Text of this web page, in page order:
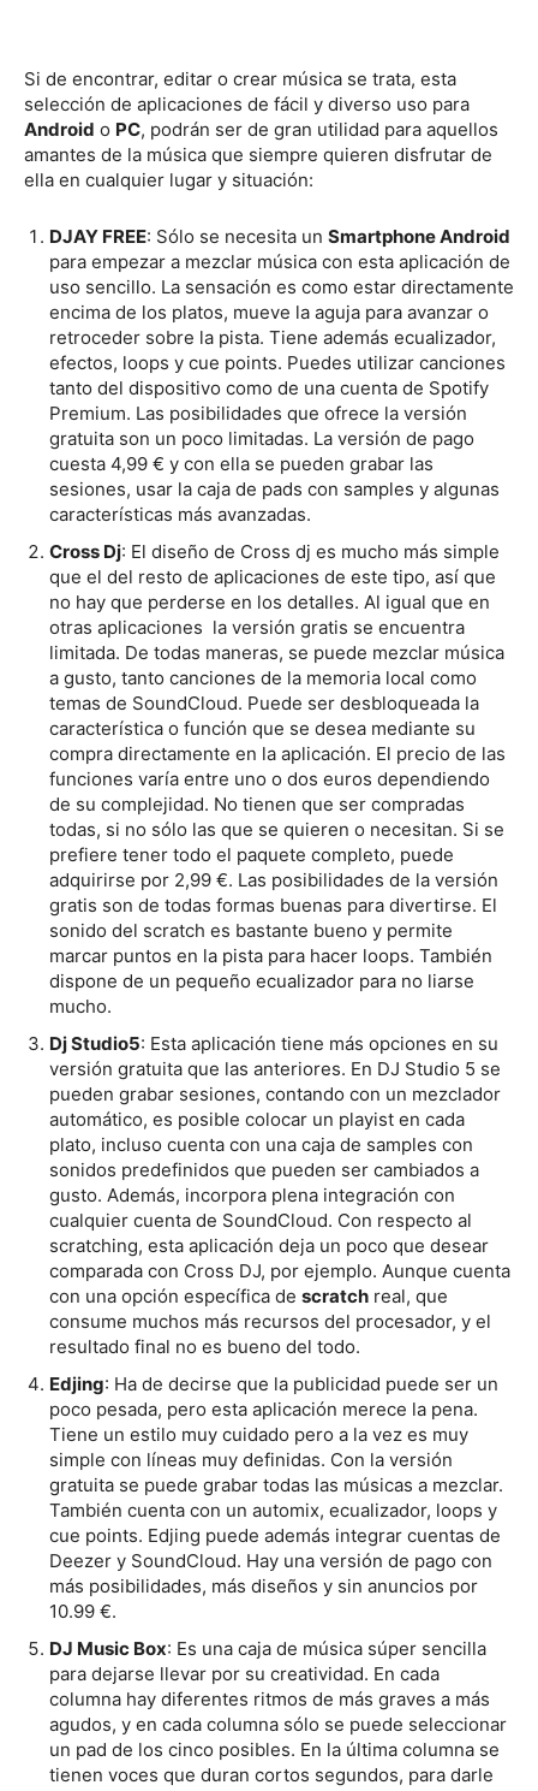
Si de encontrar, editar o crear música se trata, esta
selección de aplicaciones de fácil y diverso uso para
Android o PC, podrán ser de gran utilidad para aquellos
amantes de la música que siempre quieren disfrutar de
ella en cualquier lugar y situación:
DJAY FREE: Sólo se necesita un Smartphone Android
para empezar a mezclar música con esta aplicación de
uso sencillo. La sensación es como estar directamente
encima de los platos, mueve la aguja para avanzar o
retroceder sobre la pista. Tiene además ecualizador,
efectos, loops y cue points. Puedes utilizar canciones
tanto del dispositivo como de una cuenta de Spotify
Premium. Las posibilidades que ofrece la versión
gratuita son un poco limitadas. La versión de pago
cuesta 4,99 € y con ella se pueden grabar las
sesiones, usar la caja de pads con samples y algunas
características más avanzadas.
Cross Dj: El diseño de Cross dj es mucho más simple
que el del resto de aplicaciones de este tipo, así que
no hay que perderse en los detalles. Al igual que en
otras aplicaciones la versión gratis se encuentra
limitada. De todas maneras, se puede mezclar música
a gusto, tanto canciones de la memoria local como
temas de SoundCloud. Puede ser desbloqueada la
característica o función que se desea mediante su
compra directamente en la aplicación. El precio de las
funciones varía entre uno o dos euros dependiendo
de su complejidad. No tienen que ser compradas
todas, si no sólo las que se quieren o necesitan. Si se
prefiere tener todo el paquete completo, puede
adquirirse por 2,99 €. Las posibilidades de la versión
gratis son de todas formas buenas para divertirse. El
sonido del scratch es bastante bueno y permite
marcar puntos en la pista para hacer loops. También
dispone de un pequeño ecualizador para no liarse
mucho.
Dj Studio5: Esta aplicación tiene más opciones en su
versión gratuita que las anteriores. En DJ Studio 5 se
pueden grabar sesiones, contando con un mezclador
automático, es posible colocar un playist en cada
plato, incluso cuenta con una caja de samples con
sonidos predefinidos que pueden ser cambiados a
gusto. Además, incorpora plena integración con
cualquier cuenta de SoundCloud. Con respecto al
scratching, esta aplicación deja un poco que desear
comparada con Cross DJ, por ejemplo. Aunque cuenta
con una opción específica de scratch real, que
consume muchos más recursos del procesador, y el
resultado final no es bueno del todo.
Edjing: Ha de decirse que la publicidad puede ser un
poco pesada, pero esta aplicación merece la pena.
Tiene un estilo muy cuidado pero a la vez es muy
simple con líneas muy definidas. Con la versión
gratuita se puede grabar todas las músicas a mezclar.
También cuenta con un automix, ecualizador, loops y
cue points. Edjing puede además integrar cuentas de
Deezer y SoundCloud. Hay una versión de pago con
más posibilidades, más diseños y sin anuncios por
10.99 €.
DJ Music Box: Es una caja de música súper sencilla
para dejarse llevar por su creatividad. En cada
columna hay diferentes ritmos de más graves a más
agudos, y en cada columna sólo se puede seleccionar
un pad de los cinco posibles. En la última columna se
tienen voces que duran cortos segundos, para darle